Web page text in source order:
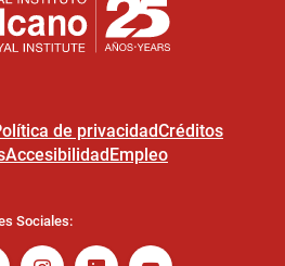
de privacidadCréditos
AccesibilidadEmpleo
Sociales: